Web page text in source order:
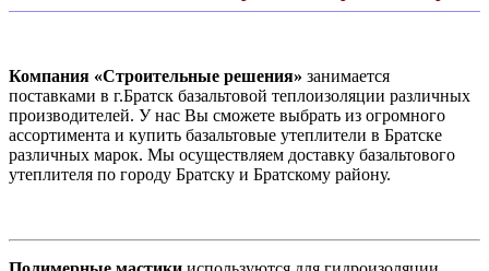
Компания «Строительные решения» занимается
поставками в г.Братск базальтовой теплоизоляции различных
производителей. У нас Вы сможете выбрать из огромного
ассортимента и купить базальтовые утеплители в Братске
различных марок. Мы осуществляем доставку базальтового
утеплителя по городу Братску и Братскому району.